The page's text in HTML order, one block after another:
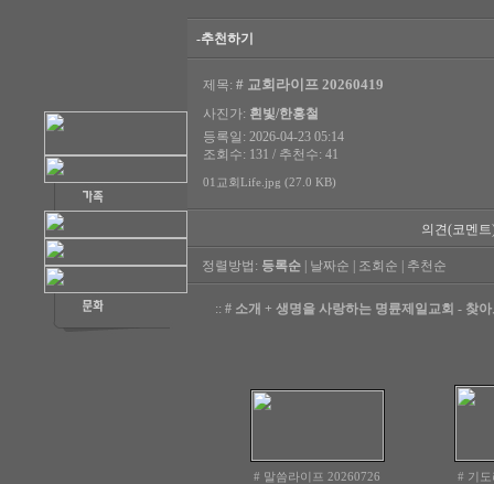
-추천하기
제목: # 교회라이프 20260419
사진가: 흰빛/한홍철
등록일: 2026-04-23 05:14
조회수: 131 / 추천수: 41
01교회Life.jpg (27.0 KB)
의견(코멘
정렬방법: 등록순 날짜순 조회순 추천순
:: # 소개 + 생명을 사랑하는 명륜제일교회 - 찾
# 말씀라이프 20260726
# 기